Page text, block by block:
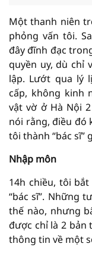
Một thanh niên
phỏng vấn tôi.
đây đĩnh đạc
quyền uy, dù chỉ
lập. Lướt qua lý
cấp, không kinh
vật vờ ở Hà Nội
nói rằng, điều đó
tôi thành “bác sĩ”
Nhập môn
14h chiều, tôi
“bác sĩ”. Những
thế nào, nhưng
được chỉ là 2 bản
thông tin về một